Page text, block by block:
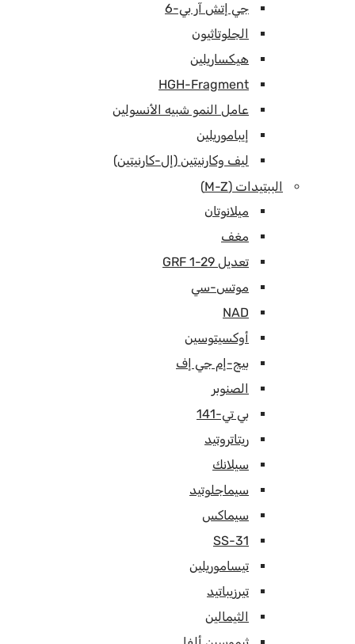
جي إتش آر بي-6
الجلوتاثيون
هيكساريلين
HGH-Fragment
عامل النمو شبيه الأنسولين
إيباموريلين
ليف وكارنيتين (إل-كارنيتين)
الببتيدات (M-Z)
ميلانوتان
مغف
تعديل GRF 1-29
موتس-سي
NAD
أوكسيتوسين
بيج-إم جي إف
الصنوبر
بي تي-141
ريتاتروتيد
سيلانك
سيماجلوتيد
سيماكس
SS-31
تيساموريلين
تيرزيباتيد
الثيمالين